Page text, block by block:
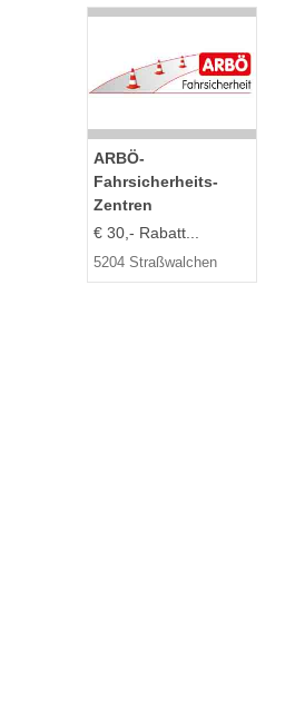
ARBÖ-
Fahrsicherheits-
Zentren
€ 30,- Rabatt...
5204 Straßwalchen